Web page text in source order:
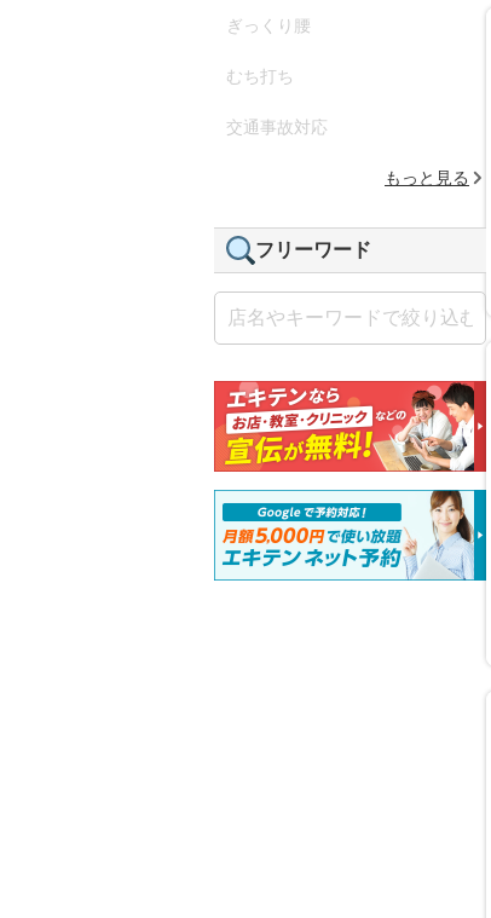
ぎっくり腰
むち打ち
交通事故対応
もっと見る
フリーワード